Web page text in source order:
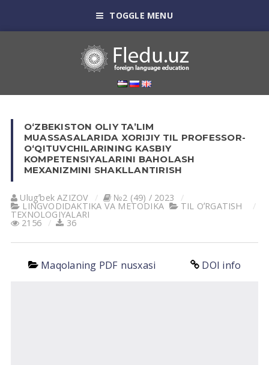
TOGGLE MENU
O‘ZBEKISTON OLIY TA’LIM
MUASSASALARIDA XORIJIY TIL PROFESSOR-
O‘QITUVCHILARINING KASBIY
KOMPETENSIYALARINI BAHOLASH
MEXANIZMINI SHAKLLANTIRISH
Ulugʼbek АZIZOV №2 (49) / 2023
LINGVODIDАKTIKА VА METODIKА TIL OʼRGАTISH
TEXNOLOGIYALАRI
2156 36
Maqolaning PDF nusxasi DOI info